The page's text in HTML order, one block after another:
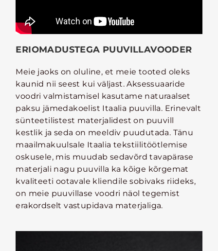
ERIOMADUSTEGA PUUVILLAVOODER
Meie jaoks on oluline, et meie tooted oleks
kaunid nii seest kui väljast. Aksessuaaride
voodri valmistamisel kasutame naturaalset
paksu jämedakoelist Itaalia puuvilla. Erinevalt
sünteetilistest materjalidest on puuvill
kestlik ja seda on meeldiv puudutada. Tänu
maailmakuulsale Itaalia tekstiilitöötlemise
oskusele, mis muudab sedavõrd tavapärase
materjali nagu puuvilla ka kõige kõrgemat
kvaliteeti ootavale kliendile sobivaks riideks,
on meie puuvillase voodri näol tegemist
erakordselt vastupidava materjaliga.